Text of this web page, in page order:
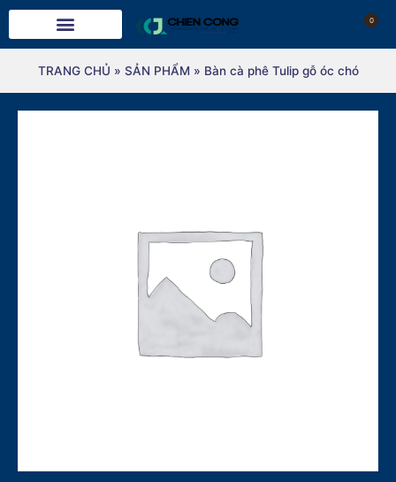
0
TRANG CHỦ » SẢN PHẨM » Bàn cà phê Tulip gỗ óc chó